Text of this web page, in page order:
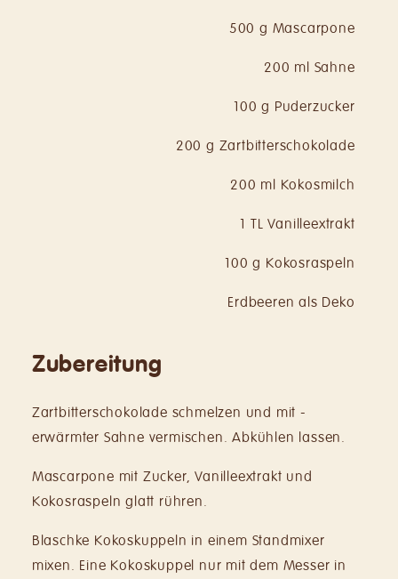
500 g Mascarpone
200 ml Sahne
100 g Puderzucker
200 g Zartbitterschokolade
200 ml Kokosmilch
1 TL Vanilleextrakt
100 g Kokosraspeln
Erdbeeren als Deko
Zubereitung
Zartbitterschokolade schmelzen und mit ­
erwärmter Sahne vermischen. Abkühlen lassen.
Mascarpone mit Zucker, Vanilleextrakt und
Kokosraspeln glatt rühren.
Blaschke Kokoskuppeln in einem ­Standmixer
mixen. Eine Kokoskuppel nur mit dem Messer in